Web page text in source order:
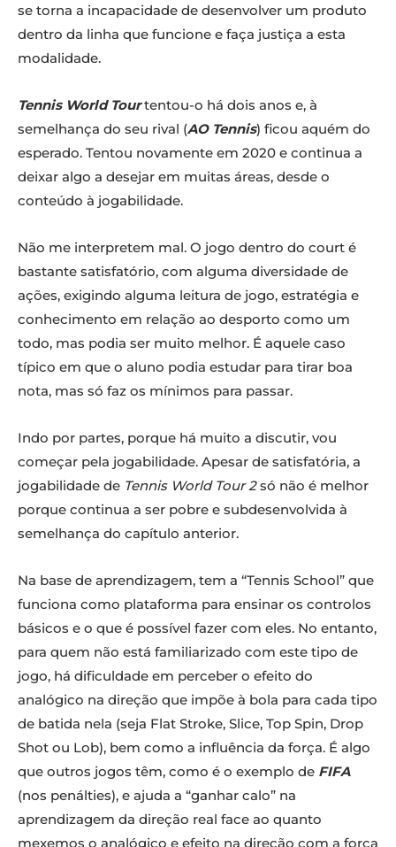
se torna a incapacidade de desenvolver um produto
dentro da linha que funcione e faça justiça a esta
modalidade.
Tennis World Tourtentou-o há dois anos e, à
semelhança do seu rival (AO Tennis) ficou aquém do
esperado. Tentou novamente em 2020 e continua a
deixar algo a desejar em muitas áreas, desde o
conteúdo à jogabilidade.
Não me interpretem mal. O jogo dentro do court é
bastante satisfatório, com alguma diversidade de
ações, exigindo alguma leitura de jogo, estratégia e
conhecimento em relação ao desporto como um
todo, mas podia ser muito melhor. É aquele caso
típico em que o aluno podia estudar para tirar boa
nota, mas só faz os mínimos para passar.
Indo por partes, porque há muito a discutir, vou
começar pela jogabilidade. Apesar de satisfatória, a
jogabilidade de Tennis World Tour 2só não é melhor
porque continua a ser pobre e subdesenvolvida à
semelhança do capítulo anterior.
Na base de aprendizagem, tem a “Tennis School” que
funciona como plataforma para ensinar os controlos
básicos e o que é possível fazer com eles. No entanto,
para quem não está familiarizado com este tipo de
jogo, há dificuldade em perceber o efeito do
analógico na direção que impõe à bola para cada tipo
de batida nela (seja Flat Stroke, Slice, Top Spin, Drop
Shot ou Lob), bem como a influência da força. É algo
que outros jogos têm, como é o exemplo de FIFA
(nos penálties), e ajuda a “ganhar calo” na
aprendizagem da direção real face ao quanto
mexemos o analógico e efeito na direção com a força